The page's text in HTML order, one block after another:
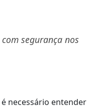
segurança nos
necessário entender